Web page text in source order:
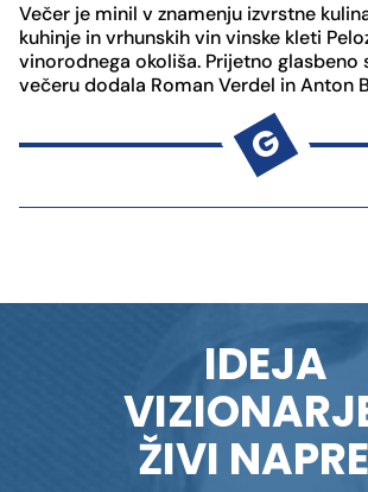
Večer je minil v znamenju izvrstne
kuhinje in vrhunskih vin vinske kleti
vinorodnega okoliša. Prijetno glasbeno
večeru dodala Roman Verdel in Anton
G
IDEJA
ŽIVI